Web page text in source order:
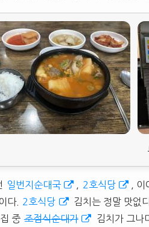
일번지순대국 2호식당
,
다.
2호식당
김치는 정말 맛없
중 조점식순대가
김치가 그나